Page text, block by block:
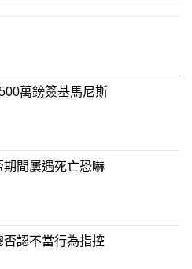
萬鎊簽基馬尼斯
期間屢遇死亡恐嚇
否認不當行為指控